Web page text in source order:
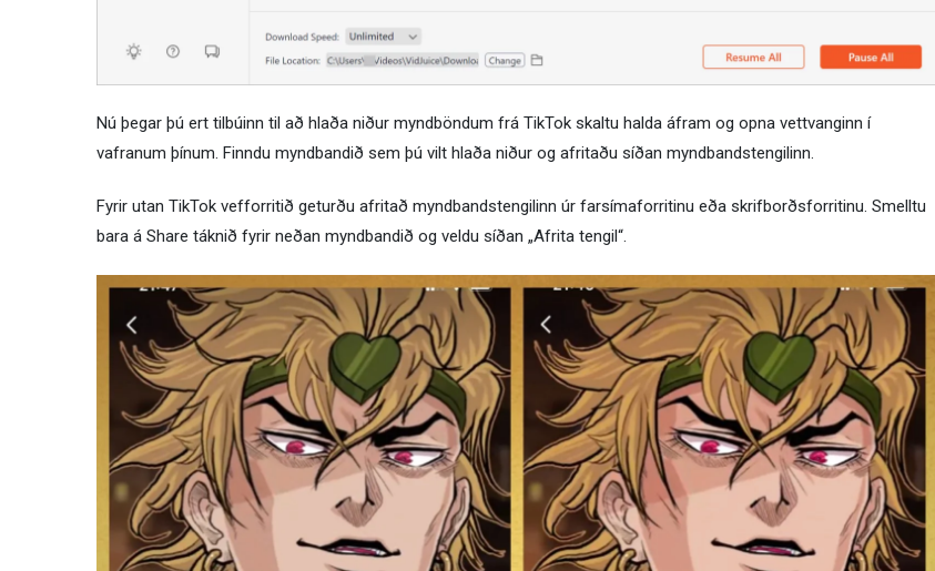
Nú þegar þú ert tilbúinn til að hlaða niður myndböndum frá TikTok skaltu halda áfram og opna vettvanginn í
vafranum þínum. Finndu myndbandið sem þú vilt hlaða niður og afritaðu síðan myndbandstengilinn.
Fyrir utan TikTok vefforritið geturðu afritað myndbandstengilinn úr farsímaforritinu eða skrifborðsforritinu. Smelltu
bara á Share táknið fyrir neðan myndbandið og veldu síðan „Afrita tengil“.